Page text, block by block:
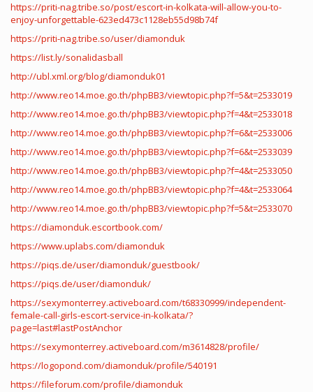
https://priti-nag.tribe.so/post/escort-in-kolkata-will-allow-you-to-
enjoy-unforgettable-623ed473c1128eb55d98b74f
https://priti-nag.tribe.so/user/diamonduk
https://list.ly/sonalidasball
http://ubl.xml.org/blog/diamonduk01
http://www.reo14.moe.go.th/phpBB3/viewtopic.php?f=5&t=2533019
http://www.reo14.moe.go.th/phpBB3/viewtopic.php?f=4&t=2533018
http://www.reo14.moe.go.th/phpBB3/viewtopic.php?f=6&t=2533006
http://www.reo14.moe.go.th/phpBB3/viewtopic.php?f=6&t=2533039
http://www.reo14.moe.go.th/phpBB3/viewtopic.php?f=4&t=2533050
http://www.reo14.moe.go.th/phpBB3/viewtopic.php?f=4&t=2533064
http://www.reo14.moe.go.th/phpBB3/viewtopic.php?f=5&t=2533070
https://diamonduk.escortbook.com/
https://www.uplabs.com/diamonduk
https://piqs.de/user/diamonduk/guestbook/
https://piqs.de/user/diamonduk/
https://sexymonterrey.activeboard.com/t68330999/independent-
female-call-girls-escort-service-in-kolkata/?
page=last#lastPostAnchor
https://sexymonterrey.activeboard.com/m3614828/profile/
https://logopond.com/diamonduk/profile/540191
https://fileforum.com/profile/diamonduk